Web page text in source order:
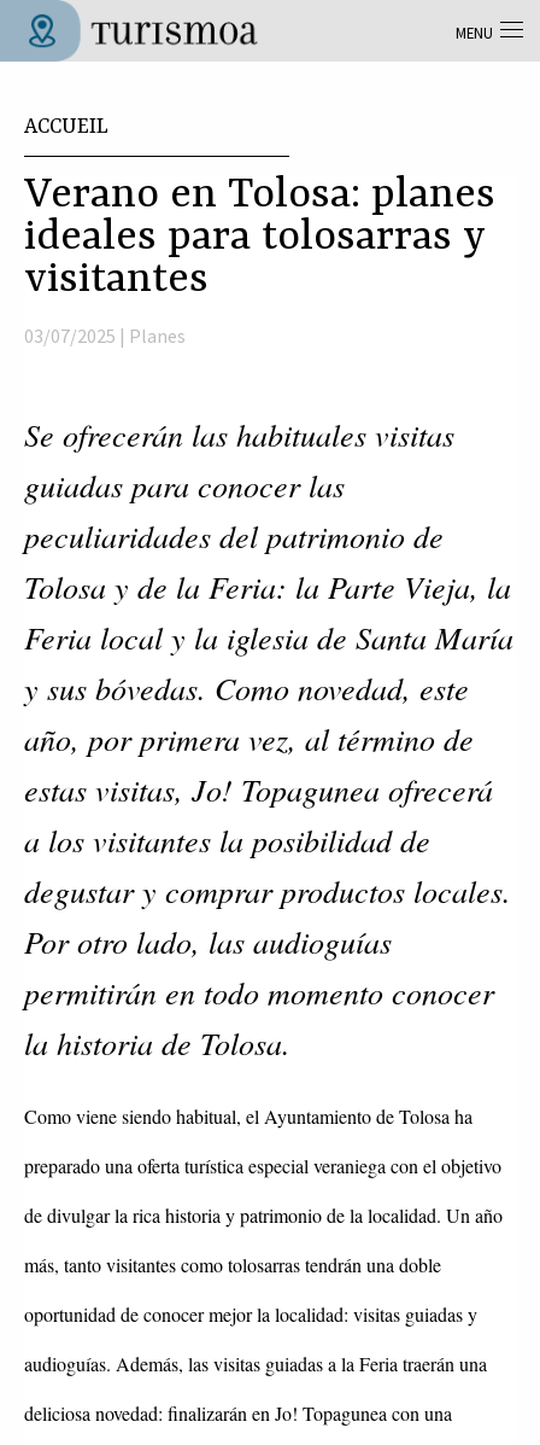
Aller au contenu principal
ACCUEIL
Verano en Tolosa: planes
ideales para tolosarras y
visitantes
03/07/2025 | Planes
Se ofrecerán las habituales visitas
guiadas para conocer las
peculiaridades del patrimonio de
Tolosa y de la Feria: la Parte Vieja, la
Feria local y la iglesia de Santa María
y sus bóvedas. Como novedad, este
año, por primera vez, al término de
estas visitas, Jo! Topagunea ofrecerá
a los visitantes la posibilidad de
degustar y comprar productos locales.
Por otro lado, las audioguías
permitirán en todo momento conocer
la historia de Tolosa.
Como viene siendo habitual, el Ayuntamiento de Tolosa ha
preparado una oferta turística especial veraniega con el objetivo
de divulgar la rica historia y patrimonio de la localidad. Un año
más, tanto visitantes como tolosarras tendrán una doble
oportunidad de conocer mejor la localidad: visitas guiadas y
audioguías. Además, las visitas guiadas a la Feria traerán una
deliciosa novedad: finalizarán en Jo! Topagunea con una
MENU